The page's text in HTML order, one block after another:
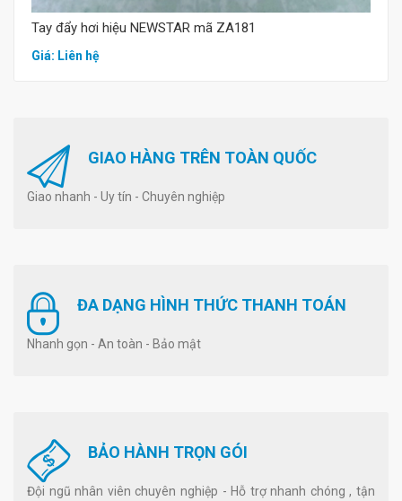
Tay đẩy hơi hiệu NEWSTAR mã ZA181
Giá: Liên hệ
GIAO HÀNG TRÊN TOÀN QUỐC
Giao nhanh - Uy tín - Chuyên nghiệp
ĐA DẠNG HÌNH THỨC THANH TOÁN
Nhanh gọn - An toàn - Bảo mật
BẢO HÀNH TRỌN GÓI
Đội ngũ nhân viên chuyên nghiệp - Hỗ trợ nhanh chóng , tận